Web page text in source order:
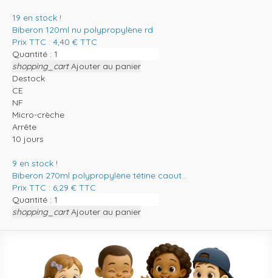
19 en stock !
Biberon 120ml nu polypropylène rd
Prix TTC : 4,40 € TTC
Quantité :
shopping_cart Ajouter au panier
Destock
CE
NF
Micro-crèche
Arrête
10 jours
9 en stock !
Biberon 270ml polypropylène tétine caout...
Prix TTC : 6,29 € TTC
Quantité :
shopping_cart Ajouter au panier